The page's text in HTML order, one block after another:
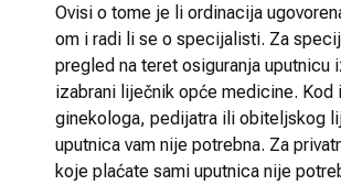
Ovisi o tome je li ordinacija
om i radi li se o specijalisti. Za
pregled na teret osiguranja uputnicu
izabrani liječnik opće medicine. Kod
ginekologa, pedijatra ili obiteljskog
uputnica vam nije potrebna. Za
koje plaćate sami uputnica nije